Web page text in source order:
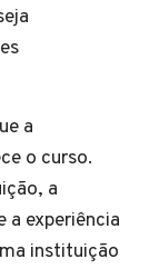
a
o curso.
a
experiência
instituição